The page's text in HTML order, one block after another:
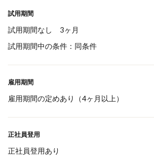
試用期間
試用期間なし 3ヶ月
試用期間中の条件：同条件
雇用期間
雇用期間の定めあり（4ヶ月以上）
正社員登用
正社員登用あり